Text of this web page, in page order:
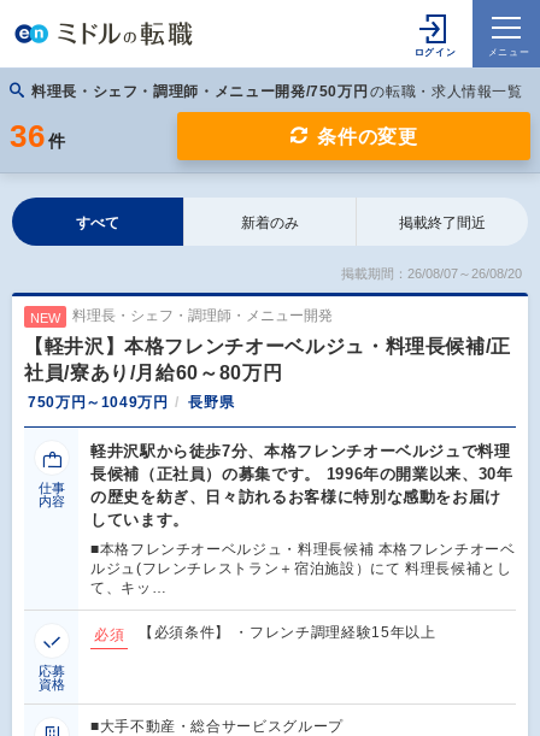
料理長・シェフ・調理師・メニュー開発/750万円 の転職・求人情報一覧
36 件 条件の変更
すべて 新着のみ 掲載終了間近
掲載期間：26/08/07～26/08/20
NEW 料理長・シェフ・調理師・メニュー開発
【軽井沢】本格フレンチオーベルジュ・料理長候補/正
社員/寮あり/月給60～80万円
750万円～1049万円 長野県
仕事
内容
軽井沢駅から徒歩7分、本格フレンチオーベルジュで料理
長候補（正社員）の募集です。 1996年の開業以来、30年
の歴史を紡ぎ、日々訪れるお客様に特別な感動をお届け
しています。
■本格フレンチオーベルジュ・料理長候補 本格フレンチオーベ
ルジュ(フレンチレストラン＋宿泊施設）にて 料理長候補とし
て、キッ…
応募
資格
必須 【必須条件】 ・フレンチ調理経験15年以上
■大手不動産・総合サービスグループ